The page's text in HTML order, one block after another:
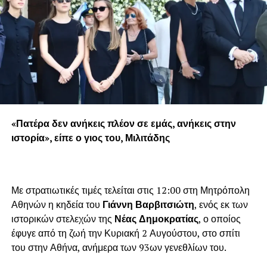
«Πατέρα δεν ανήκεις πλέον σε εμάς, ανήκεις στην
ιστορία», είπε ο γιος του, Μιλιτάδης
Με στρατιωτικές τιμές τελείται στις 12:00 στη Μητρόπολη
Αθηνών η κηδεία του Γιάννη Βαρβιτσιώτη, ενός εκ των
ιστορικών στελεχών της Νέας Δημοκρατίας, ο οποίος
έφυγε από τη ζωή την Κυριακή 2 Αυγούστου, στο σπίτι
του στην Αθήνα, ανήμερα των 93ων γενεθλίων του.